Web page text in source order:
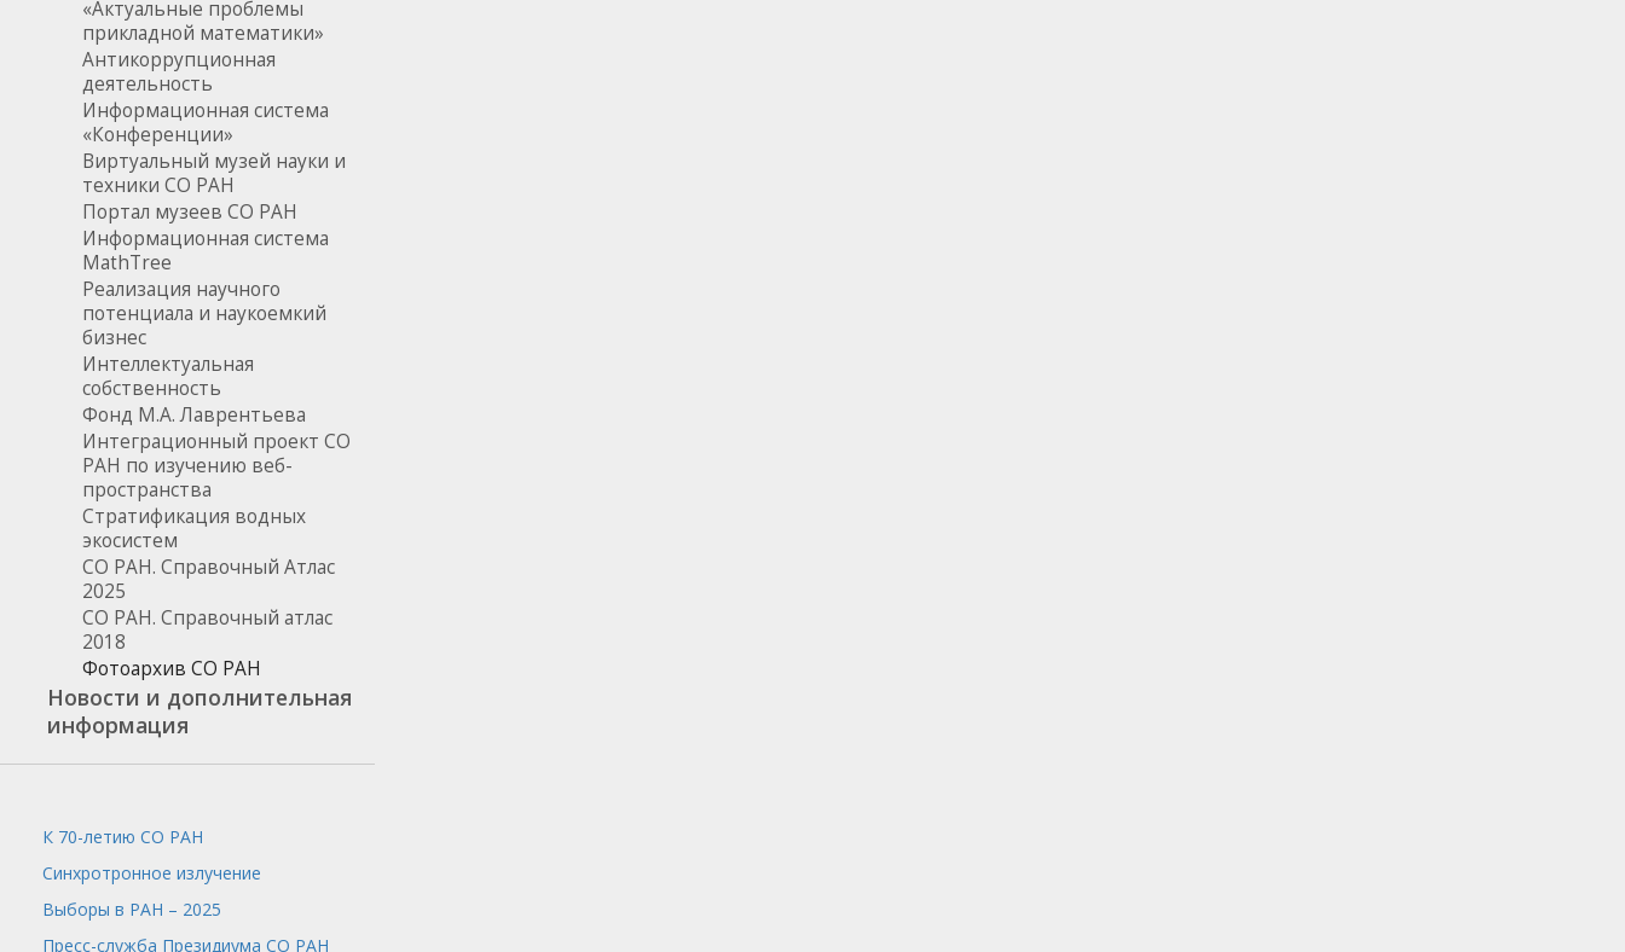
«Актуальные проблемы
прикладной математики»
Антикоррупционная
деятельность
Информационная система
«Конференции»
Виртуальный музей науки и
техники СО РАН
Портал музеев СО РАН
Информационная система
MathTree
Реализация научного
потенциала и наукоемкий
бизнес
Интеллектуальная
собственность
Фонд М.А. Лаврентьева
Интеграционный проект СО
РАН по изучению веб-
пространства
Стратификация водных
экосистем
СО РАН. Справочный Атлас
2025
СО РАН. Справочный атлас
2018
Фотоархив СО РАН
Новости и дополнительная
информация
К 70-летию СО РАН
Синхротронное излучение
Выборы в РАН – 2025
Пресс-служба Президиума СО РАН